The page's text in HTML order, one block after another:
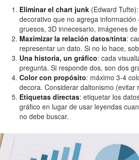
Eliminar el chart junk (Edward
decorativo que no agrega
gruesos, 3D innecesario, imágenes
Maximizar la relación datos/tinta:
representar un dato. Si no lo hace,
Una historia, un gráfico: cada
pregunta. Si responde dos, son dos
Color con propósito: máximo 3-4
decora. Considerar daltonismo (evitar
Etiquetas directas: etiquetar los
gráfico en lugar de usar leyendas
no debe buscar.